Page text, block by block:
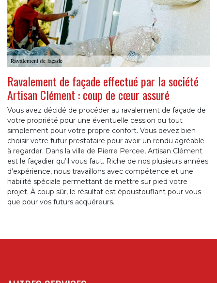
Ravalement de façade effectué par la société
Artisan Clément : coup de cœur assuré
Vous avez décidé de procéder au ravalement de façade de
votre propriété pour une éventuelle cession ou tout
simplement pour votre propre confort. Vous devez bien
choisir votre futur prestataire pour avoir un rendu agréable
à regarder. Dans la ville de Pierre Percee, Artisan Clément
est le façadier qu’il vous faut. Riche de nos plusieurs années
d’expérience, nous travaillons avec compétence et une
habilité spéciale permettant de mettre sur pied votre
projet. À coup sûr, le résultat est époustouflant pour vous
que pour vos futurs acquéreurs.